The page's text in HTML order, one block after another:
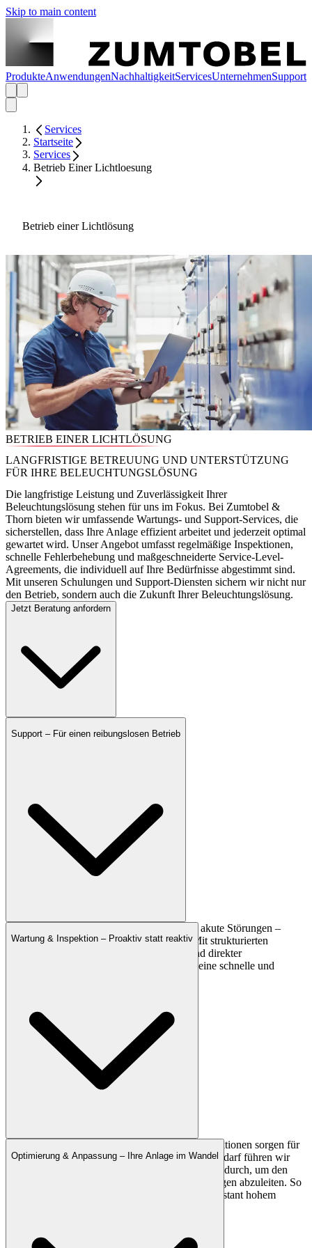
Skip to main content
ProdukteAnwendungenNachhaltigkeitServicesUnternehmenSupport
Services
Startseite
Services
Betrieb Einer Lichtloesung
Betrieb einer Lichtlösung
BETRIEB EINER LICHTLÖSUNG
LANGFRISTIGE BETREUUNG UND UNTERSTÜTZUNG
FÜR IHRE BELEUCHTUNGSLÖSUNG
Die langfristige Leistung und Zuverlässigkeit Ihrer
Beleuchtungslösung stehen für uns im Fokus. Bei Zumtobel &
Thorn bieten wir umfassende Wartungs- und Support-Services, die
sicherstellen, dass Ihre Anlage effizient arbeitet und jederzeit optimal
gewartet wird. Unser Angebot umfasst regelmäßige Inspektionen,
schnelle Fehlerbehebung und maßgeschneiderte Service-Level-
Agreements, die individuell auf Ihre Bedürfnisse abgestimmt sind.
Mit unseren Schulungen und Support-Diensten sichern wir nicht nur
den Betrieb, sondern auch die Zukunft Ihrer Beleuchtungslösung.
Jetzt Beratung anfordern
Support – Für einen reibungslosen Betrieb
Ob Bedienfragen, Systemanpassungen oder akute Störungen –
unser Support-Team steht Ihnen zur Seite. Mit strukturierten
Serviceprozessen, erfahrenen Technikern und direkter
Ansprechpartner-Unterstützung sichern wir eine schnelle und
Wartung & Inspektion – Proaktiv statt reaktiv
Regelmäßige Wartungszyklen und visuelle Inspektionen sorgen für
einen störungsfreien und sicheren Betrieb. Bei Bedarf führen wir
Messungen der Lichtstärke und Systemparameter durch, um den
Zustand der Anlage zu bewerten und Optimierungen abzuleiten. So
bleibt die Performance Ihrer Beleuchtung auf konstant hohem
Optimierung & Anpassung – Ihre Anlage im Wandel